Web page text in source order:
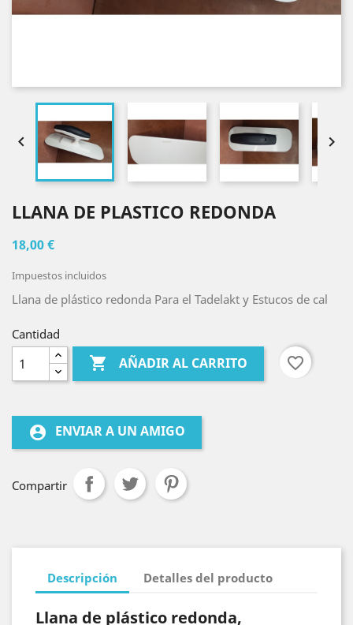
 
LLANA DE PLASTICO REDONDA
18,00 €
Impuestos incluidos
Llana de plástico redonda Para el Tadelakt y Estucos de cal
Cantidad
 AÑADIR AL CARRITO favorite_border
account_circle ENVIAR A UN AMIGO
Compartir
Descripción Detalles del producto
Llana de plástico redonda,